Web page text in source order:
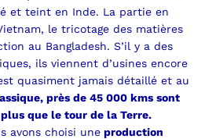
et teint en Inde. La partie en
le tricotage des matières
au Bangladesh. S’il y a des
ils viennent d’usines encore
quasiment jamais détaillé et au
près de 45 000 kms sont
que le tour de la Terre.
avons choisi une production